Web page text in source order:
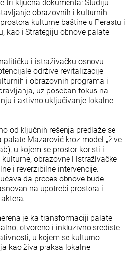
tri ključna dokumenta: Studiju
obrazovnih i kulturnih
kulturne baštine u Perastu i
kao i Strategiju obnove palate
i istraživačku osnovu
održive revitalizacije
i obrazovnih programa i
uz poseban fokus na
i aktivno uključivanje lokalne
od ključnih rešenja predlaže se
Mazarović kroz model „žive
u kojem se prostor koristi i
obrazovne i istraživačke
i reverzibilne intervencije.
da proces obnove bude
na upotrebi prostora i
je ka transformaciji palate
otvoreno i inkluzivno središte
u kojem se kulturno
kao živa praksa lokalne